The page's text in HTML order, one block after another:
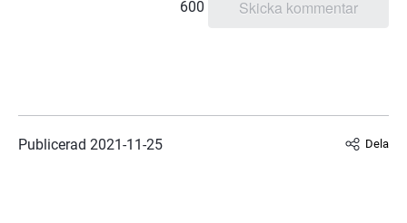
600
Publicerad 2021-11-25 Dela